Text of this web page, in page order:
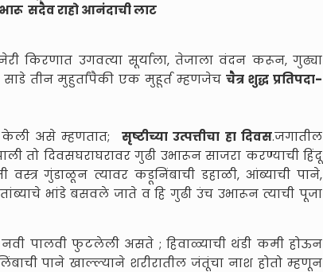
सदैव राहो आनंदाची लाट
किरणात उगवत्या सूर्याला, तेजाला वंदन करून, गुढ्या
साडे तीन मुहुर्तांपैकी एक मुहूर्त म्हणजेचचैत्र शुद्ध प्रतिपदा-
केली असे म्हणतात;सृष्टीच्या उत्पत्तीचा हा दिवस.जगातील
तो दिवसघराघरावर गुढी उभारून साजरा करण्याची हिंदू
वस्त्र गुंडाळून त्यावर कडूनिंबाची डहाळी, आंब्याची पाने,
भांडे बसवले जाते व हि गुढी उंच उभारून त्याची पूजा
पालवी फुटलेली असते ; हिवाळ्याची थंडी कमी होऊन
पाने खाल्ल्याने शरीरातील जंतूंचा नाश होतो म्हणून